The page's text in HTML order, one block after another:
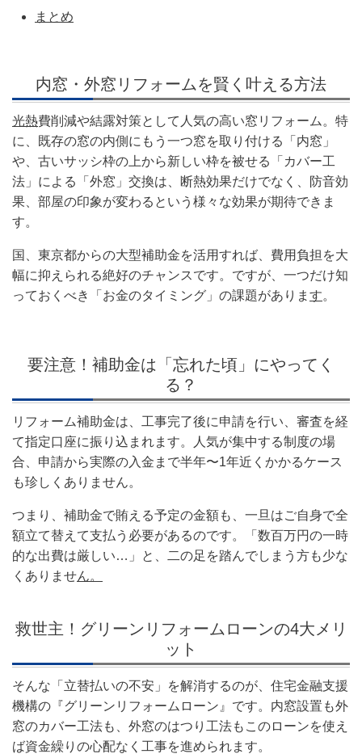
まとめ
内窓・外窓リフォームを賢く叶える方法
光熱費削減や結露対策として人気の高い窓リフォーム。特
に、既存の窓の内側にもう一つ窓を取り付ける「内窓」
や、古いサッシ枠の上から新しい枠を被せる「カバー工
法」による「外窓」交換は、断熱効果だけでなく、防音効
果、部屋の印象が変わるという様々な効果が期待できま
す。
国、東京都からの大型補助金を活用すれば、費用負担を大
幅に抑えられる絶好のチャンスです。ですが、一つだけ知
っておくべき「お金のタイミング」の課題がありま す。
要注意！補助金は「忘れた頃」にやってく
る？
リフォーム補助金は、工事完了後に申請を行い、審査を経
て指定口座に振り込まれます。人気が集中する制度の場
合、申請から実際の入金まで半年〜1年近くかかるケース
も珍しくありません。
つまり、補助金で賄える予定の金額も、一旦はご自身で全
額立て替えて支払う必要があるのです。
「数百万円の一時
的な出費は厳しい…」と、二の足を踏んでしまう方も少な
くありません。
救世主！グリーンリフォームローンの4大メリ
ット
そんな「立替払いの不安」を解消するのが、住宅金融支援
機構の『グリーンリフォームローン』です。内窓設置も外
窓のカバー工法も、外窓のはつり工法もこのローンを使え
ば資金繰りの心配なく工事を進められます。